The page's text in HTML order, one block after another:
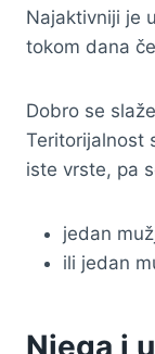
Najaktivniji je
tokom dana
Dobro se
Teritorijalnost
iste vrste, pa
jedan
ili jedan
Njega i